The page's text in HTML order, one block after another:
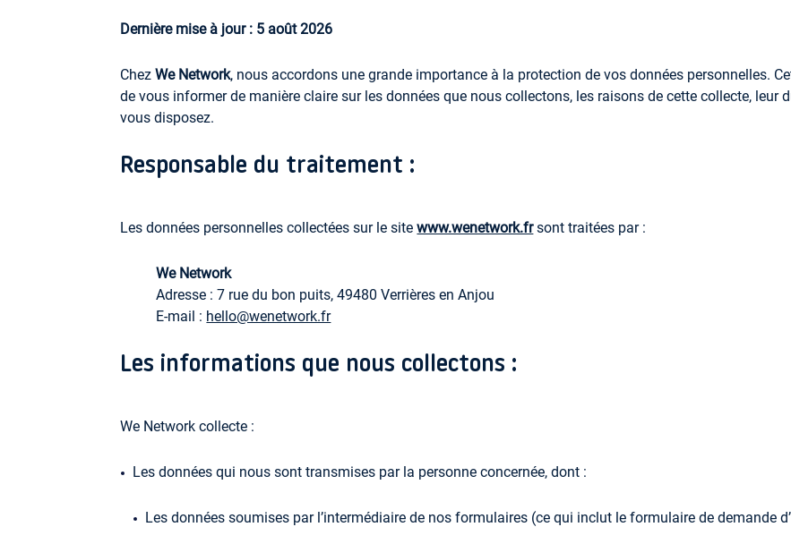
Dernière mise à jour : 5 août 2026
ChezWe Network, nous accordons une grande importance à la protection de vos données personnelles.
de vous informer de manière claire sur les données que nous collectons, les raisons de cette collecte, leur
vous disposez.
Responsable du traitement :
Les données personnelles collectées sur le sitewww.wenetwork.frsont traitées par :
We Network
Adresse :7 rue du bon puits, 49480 Verrières en Anjou
E-mail : hello@wenetwork.fr
Les informations que nous collectons :
We Network collecte :
Les données qui nous sont transmises par la personne concernée, dont :
Les données soumises par l’intermédiaire de nos formulaires (ce qui inclut le formulaire de demande